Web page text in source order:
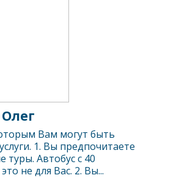
Вам могут быть
1. Вы предпочитаете
туры. Автобус с 40
не для Вас. 2. Вы...